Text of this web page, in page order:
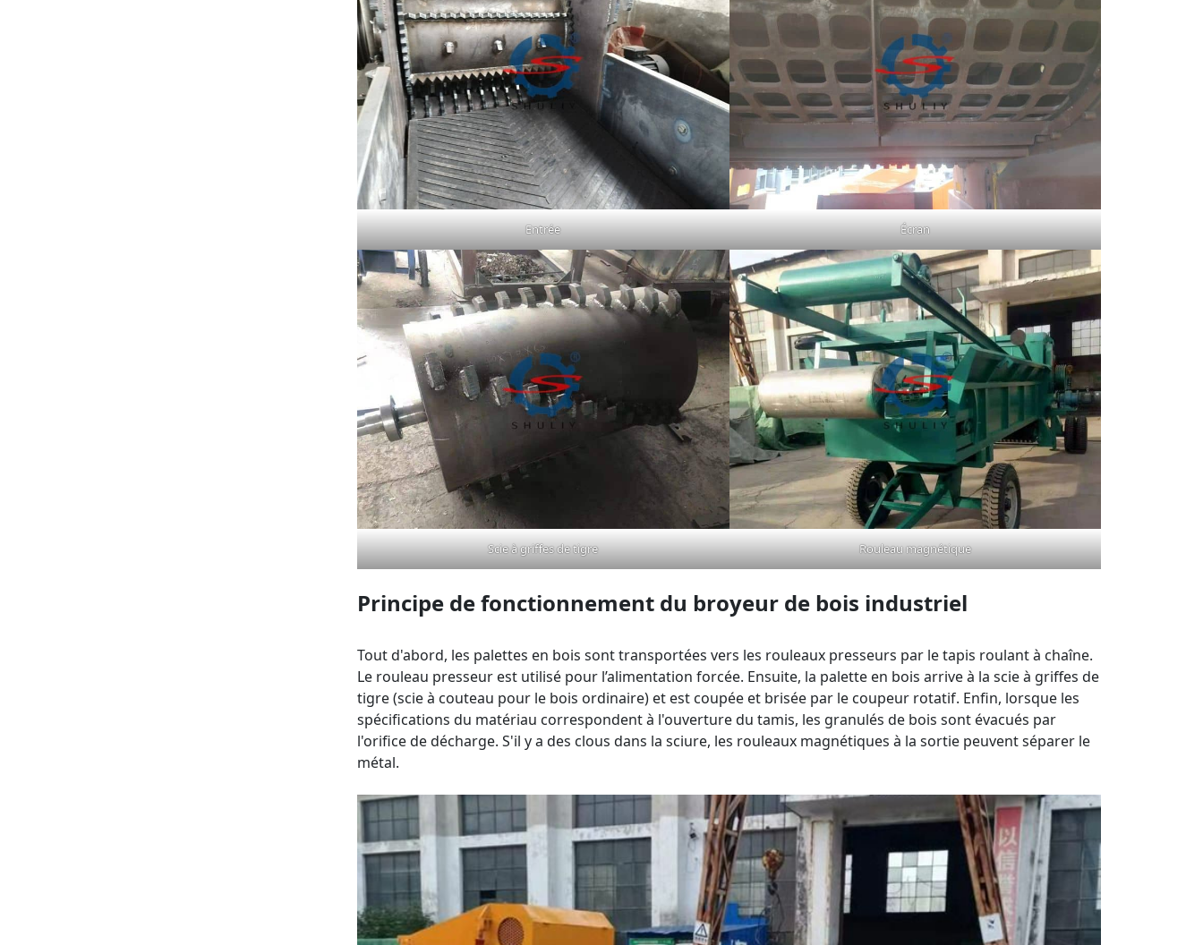
Entrée Écran
Scie à griffes de tigre Rouleau magnétique
Principe de fonctionnement du broyeur de bois industriel
Tout d'abord, les palettes en bois sont transportées vers les rouleaux presseurs par le tapis roulant à chaîne.
Le rouleau presseur est utilisé pour l’alimentation forcée. Ensuite, la palette en bois arrive à la scie à griffes de
tigre (scie à couteau pour le bois ordinaire) et est coupée et brisée par le coupeur rotatif. Enfin, lorsque les
spécifications du matériau correspondent à l'ouverture du tamis, les granulés de bois sont évacués par
l'orifice de décharge. S'il y a des clous dans la sciure, les rouleaux magnétiques à la sortie peuvent séparer le
métal.